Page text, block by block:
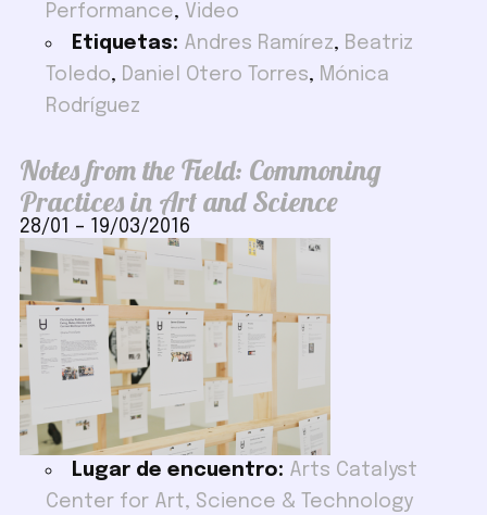
Performance, Video
Etiquetas: Andres Ramírez, Beatriz
Toledo, Daniel Otero Torres, Mónica
Rodríguez
Notes from the Field: Commoning
Practices in Art and Science
28/01 – 19/03/2016
Lugar de encuentro: Arts Catalyst
Center for Art, Science & Technology